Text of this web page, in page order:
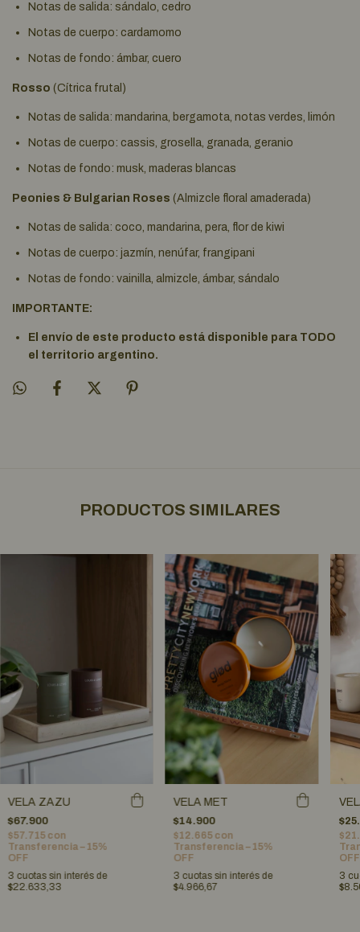
Notas de salida: sándalo, cedro
Notas de cuerpo: cardamomo
Notas de fondo: ámbar, cuero
Rosso (Cítrica frutal)
Notas de salida: mandarina, bergamota, notas verdes, limón
Notas de cuerpo: cassis, grosella, granada, geranio
Notas de fondo: musk, maderas blancas
Peonies & Bulgarian Roses (Almizcle floral amaderada)
Notas de salida: coco, mandarina, pera, flor de kiwi
Notas de cuerpo: jazmín, nenúfar, frangipani
Notas de fondo: vainilla, almizcle, ámbar, sándalo
IMPORTANTE:
El envío de este producto está disponible para TODO
el territorio argentino.
PRODUCTOS SIMILARES
VELA ZAZU
$67.900
$57.715 con
Transferencia – 15%
OFF
3 cuotas sin interés de
$22.633,33
VELA MET
$14.900
$12.665 con
Transferencia – 15%
OFF
3 cuotas sin interés de
$4.966,67
OFF
3